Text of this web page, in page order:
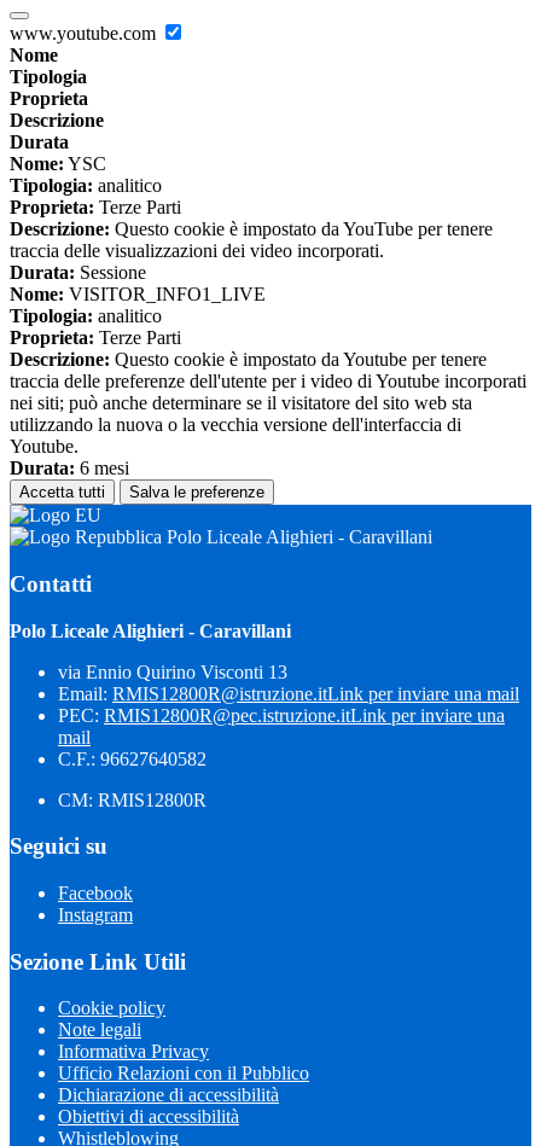
www.youtube.com
Nome
Tipologia
Proprieta
Descrizione
Durata
Nome: YSC
Tipologia: analitico
Proprieta: Terze Parti
Descrizione: Questo cookie è impostato da YouTube per tenere
traccia delle visualizzazioni dei video incorporati.
Durata: Sessione
Nome: VISITOR_INFO1_LIVE
Tipologia: analitico
Proprieta: Terze Parti
Descrizione: Questo cookie è impostato da Youtube per tenere
traccia delle preferenze dell'utente per i video di Youtube incorporati
nei siti; può anche determinare se il visitatore del sito web sta
utilizzando la nuova o la vecchia versione dell'interfaccia di
Youtube.
Durata: 6 mesi
Accetta tutti Salva le preferenze
Polo Liceale Alighieri - Caravillani
Contatti
Polo Liceale Alighieri - Caravillani
via Ennio Quirino Visconti 13
Email: RMIS12800R@istruzione.itLink per inviare una mail
PEC: RMIS12800R@pec.istruzione.itLink per inviare una
mail
C.F.: 96627640582
CM: RMIS12800R
Seguici su
Facebook
Instagram
Sezione Link Utili
Cookie policy
Note legali
Informativa Privacy
Ufficio Relazioni con il Pubblico
Dichiarazione di accessibilità
Obiettivi di accessibilità
Whistleblowing